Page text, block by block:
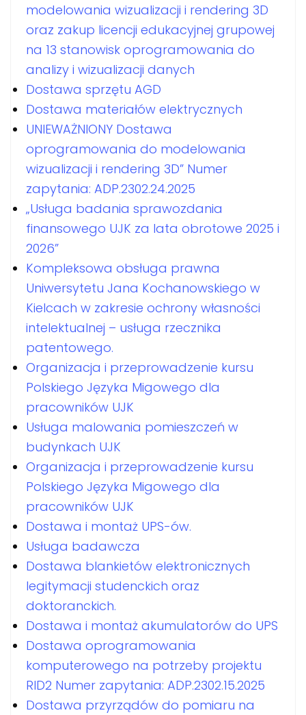
modelowania wizualizacji i rendering 3D
oraz zakup licencji edukacyjnej grupowej
na 13 stanowisk oprogramowania do
analizy i wizualizacji danych
Dostawa sprzętu AGD
Dostawa materiałów elektrycznych
UNIEWAŻNIONY Dostawa
oprogramowania do modelowania
wizualizacji i rendering 3D” Numer
zapytania: ADP.2302.24.2025
„Usługa badania sprawozdania
finansowego UJK za lata obrotowe 2025 i
2026”
Kompleksowa obsługa prawna
Uniwersytetu Jana Kochanowskiego w
Kielcach w zakresie ochrony własności
intelektualnej – usługa rzecznika
patentowego.
Organizacja i przeprowadzenie kursu
Polskiego Języka Migowego dla
pracowników UJK
Usługa malowania pomieszczeń w
budynkach UJK
Organizacja i przeprowadzenie kursu
Polskiego Języka Migowego dla
pracowników UJK
Dostawa i montaż UPS-ów.
Usługa badawcza
Dostawa blankietów elektronicznych
legitymacji studenckich oraz
doktoranckich.
Dostawa i montaż akumulatorów do UPS
Dostawa oprogramowania
komputerowego na potrzeby projektu
RID2 Numer zapytania: ADP.2302.15.2025
Dostawa przyrządów do pomiaru na